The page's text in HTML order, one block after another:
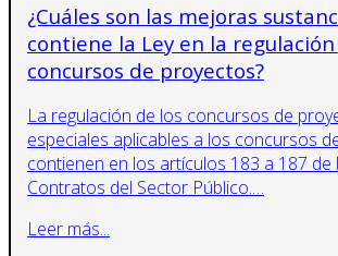
¿Cuáles son las mejoras
contiene la Ley en la
concursos de proyectos?
La regulación de los concursos de
especiales aplicables a los concursos
contienen en los artículos 183 a 187 de
Contratos del Sector Público.…
Leer más...